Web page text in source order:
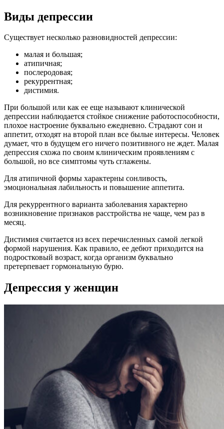
Виды депрессии
Существует несколько разновидностей депрессии:
малая и большая;
атипичная;
послеродовая;
рекуррентная;
дистимия.
При большой или как ее еще называют клинической
депрессии наблюдается стойкое снижение работоспособности,
плохое настроение буквально ежедневно. Страдают сон и
аппетит, отходят на второй план все былые интересы. Человек
думает, что в будущем его ничего позитивного не ждет. Малая
депрессия схожа по своим клиническим проявлениям с
большой, но все симптомы чуть сглажены.
Для атипичной формы характерны сонливость,
эмоциональная лабильность и повышение аппетита.
Для рекуррентного варианта заболевания характерно
возникновение признаков расстройства не чаще, чем раз в
месяц.
Дистимия считается из всех перечисленных самой легкой
формой нарушения. Как правило, ее дебют приходится на
подростковый возраст, когда организм буквально
претерпевает гормональную бурю.
Депрессия у женщин